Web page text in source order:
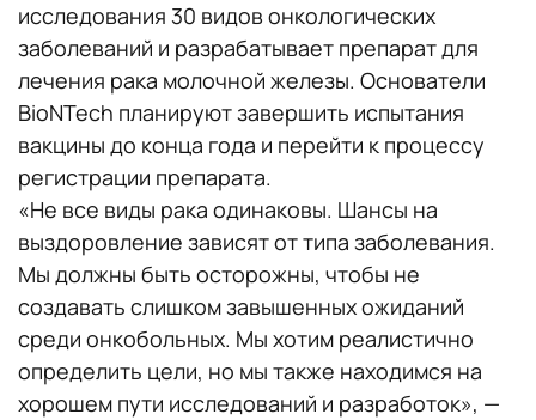
исследования 30 видов онкологических
заболеваний и разрабатывает препарат для
лечения рака молочной железы. Основатели
BioNTech планируют завершить испытания
вакцины до конца года и перейти к процессу
регистрации препарата.
«Не все виды рака одинаковы. Шансы на
выздоровление зависят от типа заболевания.
Мы должны быть осторожны, чтобы не
создавать слишком завышенных ожиданий
среди онкобольных. Мы хотим реалистично
определить цели, но мы также находимся на
хорошем пути исследований и разработок», —